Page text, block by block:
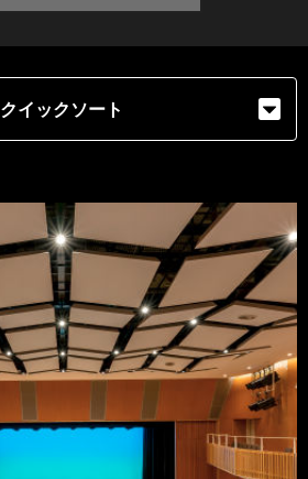
クイックソート